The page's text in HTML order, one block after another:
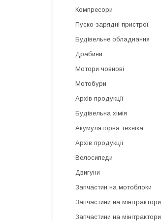
Компресори
Пуско-зарядні пристрої
Будівельне обладнання
Драбини
Мотори човнові
Мотобури
Архів продукції
Будівельна хімія
Акумуляторна техніка
Архів продукції
Велосипеди
Двигуни
Запчастин на мотоблоки
Запчастини на мінітрактори
Запчастини на мінітрактори